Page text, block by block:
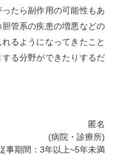
たら副作用の可能性もあ
管系の疾患の増悪などの
るようになってきたこと
る分野ができたりするだ
匿名
(病院・診療所)
事期間：3年以上~5年未満